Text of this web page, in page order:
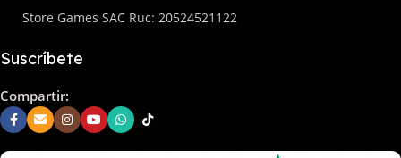
Store Games SAC Ruc: 20524521122
Suscríbete
Compartir: